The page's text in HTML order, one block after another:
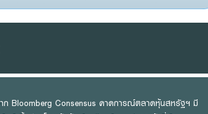
าก Bloomberg Consensus คาดการณ์ตลาดหุ้นสหรัฐฯ มี